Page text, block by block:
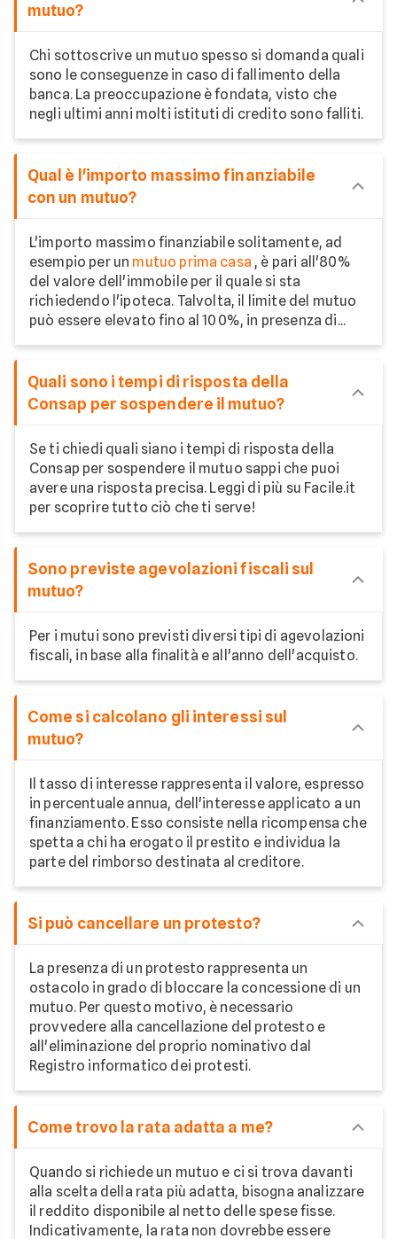
mutuo?
Chi sottoscrive un mutuo spesso si domanda quali
sono le conseguenze in caso di fallimento della
banca. La preoccupazione è fondata, visto che
negli ultimi anni molti istituti di credito sono falliti.
Qual è l'importo massimo finanziabile
con un mutuo?
L'importo massimo finanziabile solitamente, ad
esempio per un mutuo prima casa , è pari all'80%
del valore dell'immobile per il quale si sta
richiedendo l'ipoteca. Talvolta, il limite del mutuo
può essere elevato fino al 100%, in presenza di...
Quali sono i tempi di risposta della
Consap per sospendere il mutuo?
Se ti chiedi quali siano i tempi di risposta della
Consap per sospendere il mutuo sappi che puoi
avere una risposta precisa. Leggi di più su Facile.it
per scoprire tutto ciò che ti serve!
Sono previste agevolazioni fiscali sul
mutuo?
Per i mutui sono previsti diversi tipi di agevolazioni
fiscali, in base alla finalità e all'anno dell'acquisto.
Come si calcolano gli interessi sul
mutuo?
Il tasso di interesse rappresenta il valore, espresso
in percentuale annua, dell'interesse applicato a un
finanziamento. Esso consiste nella ricompensa che
spetta a chi ha erogato il prestito e individua la
parte del rimborso destinata al creditore.
Si può cancellare un protesto?
La presenza di un protesto rappresenta un
ostacolo in grado di bloccare la concessione di un
mutuo. Per questo motivo, è necessario
provvedere alla cancellazione del protesto e
all'eliminazione del proprio nominativo dal
Registro informatico dei protesti.
Come trovo la rata adatta a me?
Quando si richiede un mutuo e ci si trova davanti
alla scelta della rata più adatta, bisogna analizzare
il reddito disponibile al netto delle spese fisse.
Indicativamente, la rata non dovrebbe essere